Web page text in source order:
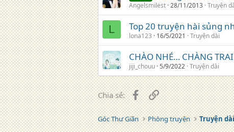
Angelsmilest 28/11/2013 Truyện
L Top 20 truyện hài sủng
lona123 16/5/2021 Truyện dài
CHÀO NHÉ… CHÀNG
jiji_chouu 5/9/2022 Truyện dài
Chia sẻ: Facebook
Liên kết
Góc Thư Giãn Phòng truyện Truyện